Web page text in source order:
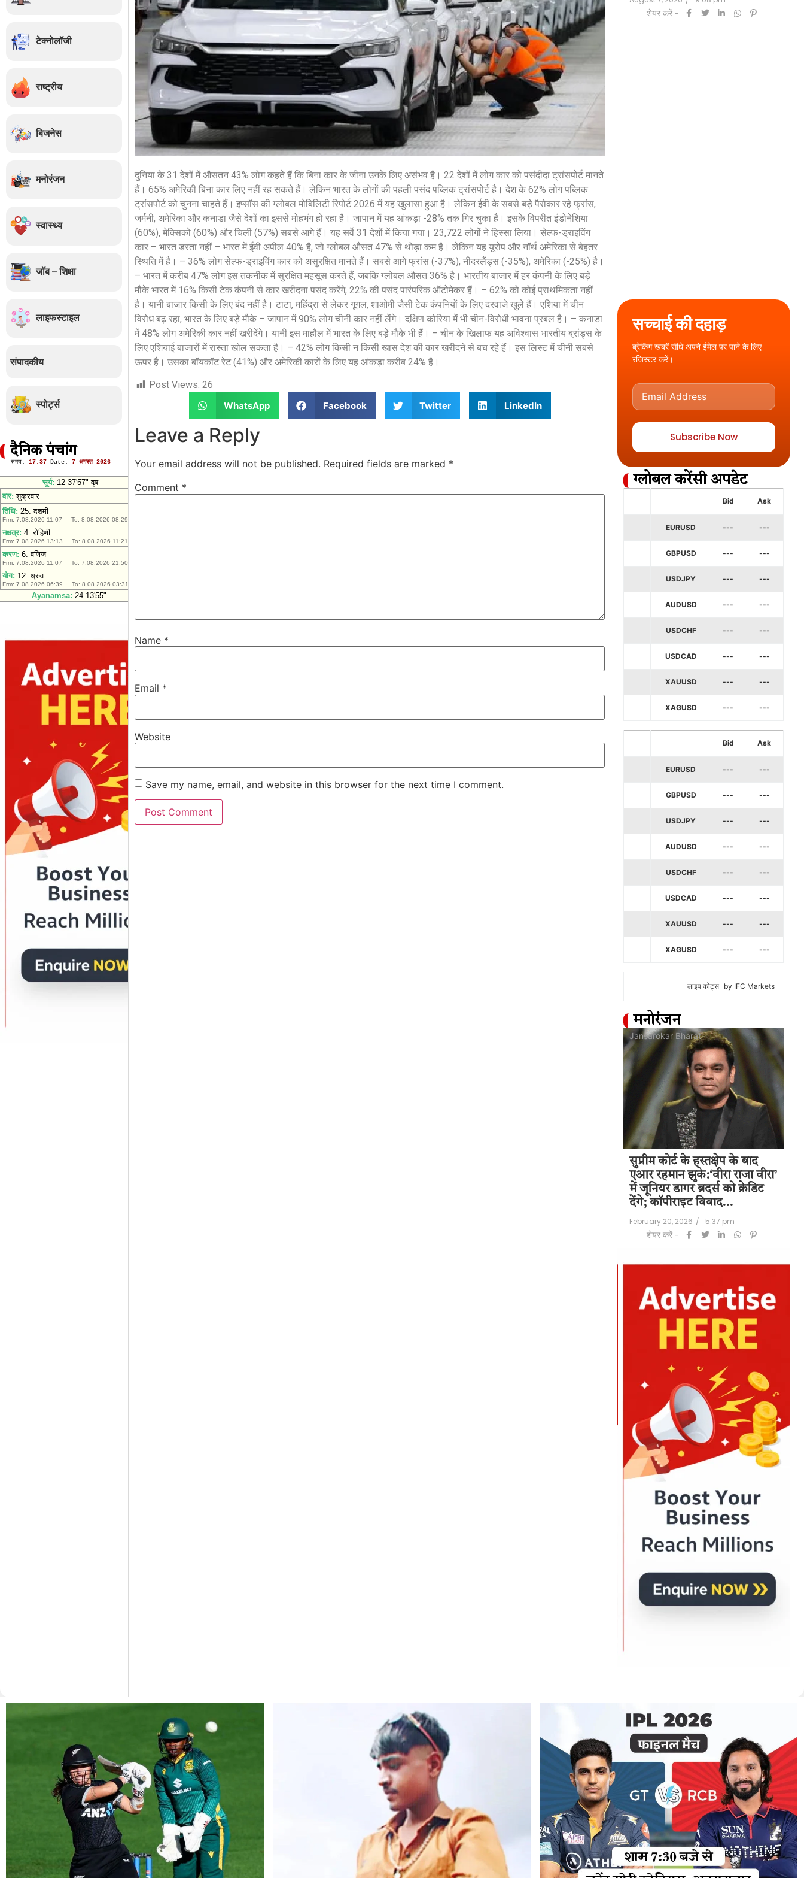
टेक्नोलॉजी
राष्ट्रीय
बिजनेस
मनोरंजन
स्वास्थ्य
जॉब – शिक्षा
लाइफस्टाइल
संपादकीय
स्पोर्ट्स
दैनिक पंचांग
दुनिया के 31 देशों में औसतन 43% लोग कहते हैं कि बिना कार के जीना उनके लिए असंभव है। 22 देशों में लोग कार को पसंदीदा ट्रांसपोर्ट मानते
हैं। 65% अमेरिकी बिना कार लिए नहीं रह सकते हैं। लेकिन भारत के लोगों की पहली पसंद पब्लिक ट्रांसपोर्ट है। देश के 62% लोग पब्लिक
ट्रांसपोर्ट को चुनना चाहते हैं। इप्सॉस की ग्लोबल मोबिलिटी रिपोर्ट 2026 में यह खुलासा हुआ है। लेकिन ईवी के सबसे बड़े पैरोकार रहे फ्रांस,
जर्मनी, अमेरिका और कनाडा जैसे देशों का इससे मोहभंग हो रहा है। जापान में यह आंकड़ा -28% तक गिर चुका है। इसके विपरीत इंडोनेशिया
(60%), मेक्सिको (60%) और चिली (57%) सबसे आगे हैं। यह सर्वे 31 देशों में किया गया। 23,722 लोगों ने हिस्सा लिया। सेल्फ-ड्राइविंग
कार – भारत डरता नहीं – भारत में ईवी अपील 40% है, जो ग्लोबल औसत 47% से थोड़ा कम है। लेकिन यह यूरोप और नॉर्थ अमेरिका से बेहतर
स्थिति में है। – 36% लोग सेल्फ-ड्राइविंग कार को असुरक्षित मानते हैं। सबसे आगे फ्रांस (-37%), नीदरलैंड्स (-35%), अमेरिका (-25%) है।
– भारत में करीब 47% लोग इस तकनीक में सुरक्षित महसूस करते हैं, जबकि ग्लोबल औसत 36% है। भारतीय बाजार में हर कंपनी के लिए बड़े
मौके भारत में 16% किसी टेक कंपनी से कार खरीदना पसंद करेंगे, 22% की पसंद पारंपरिक ऑटोमेकर हैं। – 62% को कोई प्राथमिकता नहीं
है। यानी बाजार किसी के लिए बंद नहीं है। टाटा, महिंद्रा से लेकर गूगल, शाओमी जैसी टेक कंपनियों के लिए दरवाजे खुले हैं। एशिया में चीन
विरोध बढ़ रहा, भारत के लिए बड़े मौके – जापान में 90% लोग चीनी कार नहीं लेंगे। दक्षिण कोरिया में भी चीन-विरोधी भावना प्रबल है। – कनाडा
में 48% लोग अमेरिकी कार नहीं खरीदेंगे। यानी इस माहौल में भारत के लिए बड़े मौके भी हैं। – चीन के खिलाफ यह अविश्वास भारतीय ब्रांड्स के
लिए एशियाई बाजारों में रास्ता खोल सकता है। – 42% लोग किसी न किसी खास देश की कार खरीदने से बच रहे हैं। इस लिस्ट में चीनी सबसे
ऊपर है। उसका बॉयकॉट रेट (41%) और अमेरिकी कारों के लिए यह आंकड़ा करीब 24% है।
Post Views: 26
WhatsApp
Facebook Twitter LinkedIn
Leave a Reply
Your email address will not be published. Required fields are marked *
Comment *
Name *
Email *
Website
Save my name, email, and website in this browser for the next time I comment.
शेयर करें -
शेयर करें -
शेयर करें -
सच्चाई की दहाड़
ब्रेकिंग खबरें सीधे अपने ईमेल पर पाने के लिए
रजिस्टर करें।
Subscribe Now
ग्लोबल करेंसी अपडेट
Bid Ask
EURUSD --- ---
GBPUSD --- ---
USDJPY --- ---
AUDUSD --- ---
USDCHF --- ---
USDCAD --- ---
XAUUSD --- ---
XAGUSD --- ---
Bid Ask
EURUSD --- ---
GBPUSD --- ---
USDJPY --- ---
AUDUSD --- ---
USDCHF --- ---
USDCAD --- ---
XAUUSD --- ---
XAGUSD --- ---
लाइव कोट्स by IFC Markets
मनोरंजन
Jansarokar Bharat
सुप्रीम कोर्ट के हस्तक्षेप के बाद
एआर रहमान झुके:‘वीरा राजा वीरा’
में जूनियर डागर ब्रदर्स को क्रेडिट
देंगे; कॉपीराइट विवाद…
February 20, 2026 /
5:37 pm
शेयर करें -